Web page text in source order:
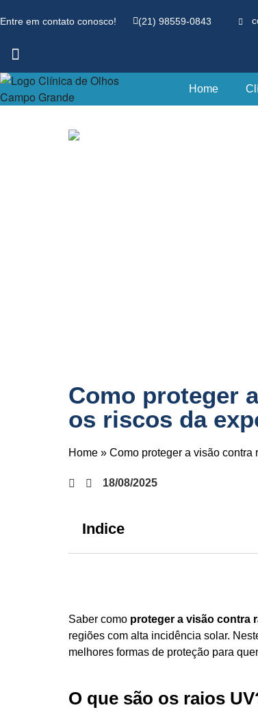
Entre em contato conosco! (21) 98559-0843
Home
Como proteger
os riscos da
Home » Como proteger a visão
18/08/2025
Indice
Saber como proteger a visão contra
regiões com alta incidência solar.
melhores formas de proteção para
O que são os raios